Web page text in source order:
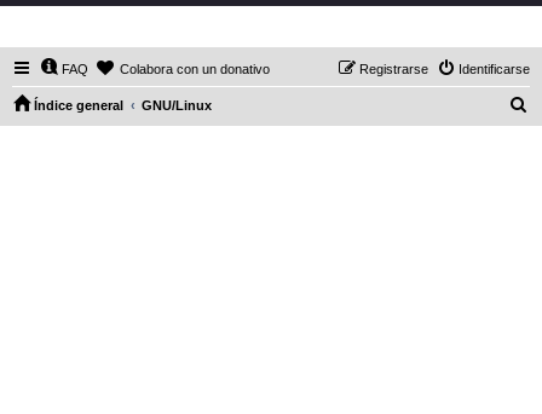
FAQ Colabora con un donativo Identificarse
Registrarse
Índice general GNU/Linux